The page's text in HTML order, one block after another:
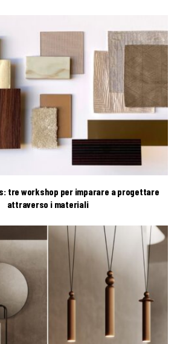
tre workshop per imparare a progettare
attraverso i materiali